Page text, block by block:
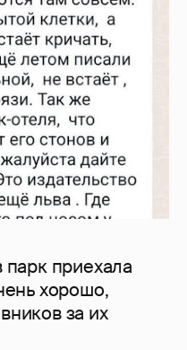
приехала
хорошо,
за их